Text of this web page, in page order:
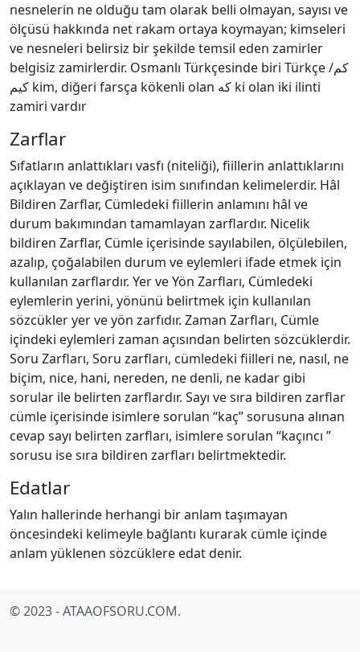
nesnelerin ne olduğu tam olarak belli olmayan, sayısı ve
ölçüsü hakkında net rakam ortaya koymayan; kimseleri
ve nesneleri belirsiz bir şekilde temsil eden zamirler
belgisiz zamirlerdir. Osmanlı Türkçesinde biri Türkçe كم/
كیم kim, diğeri farsça kökenli olan كه ki olan iki ilinti
zamiri vardır
Zarflar
Sıfatların anlattıkları vasfı (niteliği), fiillerin anlattıklarını
açıklayan ve değiştiren isim sınıfından kelimelerdir. Hâl
Bildiren Zarflar, Cümledeki fiillerin anlamını hâl ve
durum bakımından tamamlayan zarflardır. Nicelik
bildiren Zarflar, Cümle içerisinde sayılabilen, ölçülebilen,
azalıp, çoğalabilen durum ve eylemleri ifade etmek için
kullanılan zarflardır. Yer ve Yön Zarfları, Cümledeki
eylemlerin yerini, yönünü belirtmek için kullanılan
sözcükler yer ve yön zarfıdır. Zaman Zarfları, Cümle
içindeki eylemleri zaman açısından belirten sözcüklerdir.
Soru Zarfları, Soru zarfları, cümledeki fiilleri ne, nasıl, ne
biçim, nice, hani, nereden, ne denli, ne kadar gibi
sorular ile belirten zarflardır. Sayı ve sıra bildiren zarflar
cümle içerisinde isimlere sorulan “kaç” sorusuna alınan
cevap sayı belirten zarfları, isimlere sorulan “kaçıncı ”
sorusu ise sıra bildiren zarfları belirtmektedir.
Edatlar
Yalın hallerinde herhangi bir anlam taşımayan
öncesindeki kelimeyle bağlantı kurarak cümle içinde
anlam yüklenen sözcüklere edat denir.
© 2023 - ATAAOFSORU.COM.